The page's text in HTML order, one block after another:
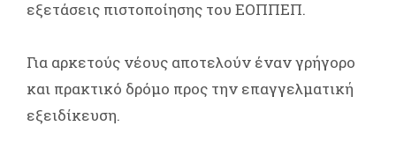
εξετάσεις πιστοποίησης του ΕΟΠΠΕΠ.
Για αρκετούς νέους αποτελούν έναν γρήγορο
και πρακτικό δρόμο προς την επαγγελματική
εξειδίκευση.